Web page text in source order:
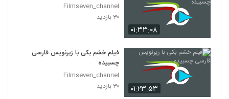
۰۱:۳۳:۰۸
Filmseven_channel
۳۰ بازدید
۰۱:۲۳:۵۳
فیلم خشم بکی با زیرنویس فارسی
چسبیده
Filmseven_channel
۳۰ بازدید